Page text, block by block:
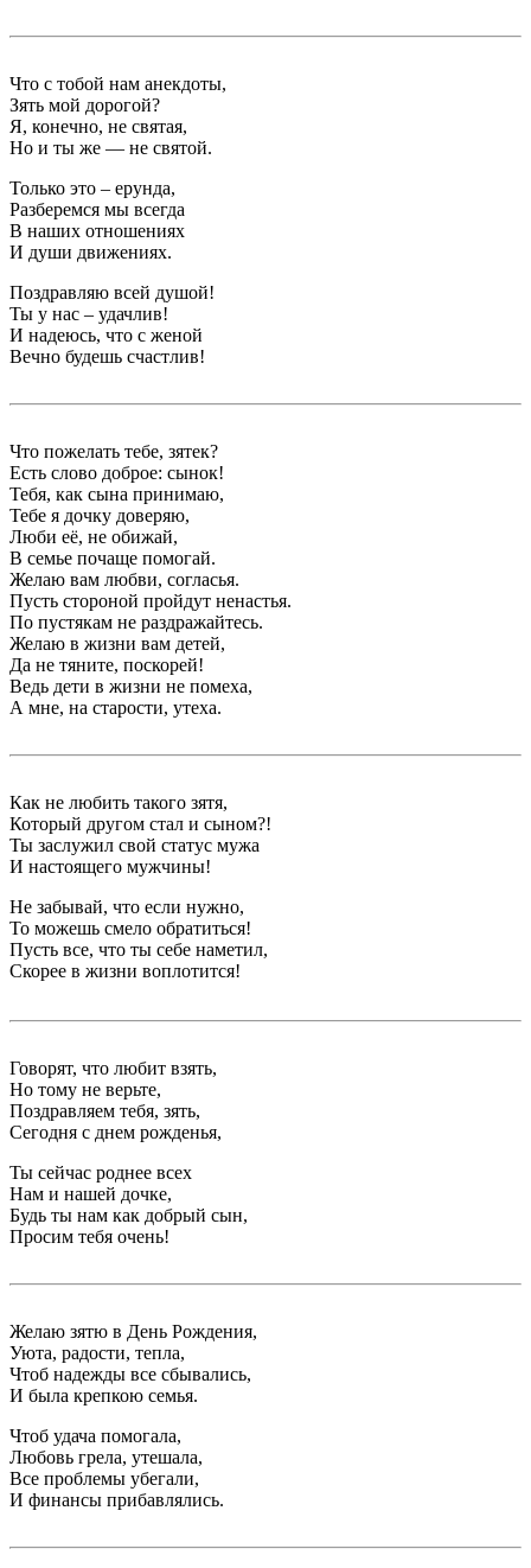
Что с тобой нам анекдоты,
Зять мой дорогой?
Я, конечно, не святая,
Но и ты же — не святой.
Только это – ерунда,
Разберемся мы всегда
В наших отношениях
И души движениях.
Поздравляю всей душой!
Ты у нас – удачлив!
И надеюсь, что с женой
Вечно будешь счастлив!
Что пожелать тебе, зятек?
Есть слово доброе: сынок!
Тебя, как сына принимаю,
Тебе я дочку доверяю,
Люби её, не обижай,
В семье почаще помогай.
Желаю вам любви, согласья.
Пусть стороной пройдут ненастья.
По пустякам не раздражайтесь.
Желаю в жизни вам детей,
Да не тяните, поскорей!
Ведь дети в жизни не помеха,
А мне, на старости, утеха.
Как не любить такого зятя,
Который другом стал и сыном?!
Ты заслужил свой статус мужа
И настоящего мужчины!
Не забывай, что если нужно,
То можешь cмело обратиться!
Пусть все, что ты себе наметил,
Скорее в жизни воплотится!
Говорят, что любит взять,
Но тому не верьте,
Поздравляем тебя, зять,
Сегодня с днем рожденья,
Ты сейчас роднее всех
Нам и нашей дочке,
Будь ты нам как добрый сын,
Просим тебя очень!
Желаю зятю в День Рождения,
Уюта, радости, тепла,
Чтоб надежды все сбывались,
И была крепкою семья.
Чтоб удача помогала,
Любовь грела, утешала,
Все проблемы убегали,
И финансы прибавлялись.